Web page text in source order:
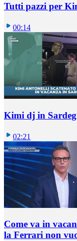
Tutti pazzi per
00:14
Kimi dj in
02:21
Come va in
la Ferrari non